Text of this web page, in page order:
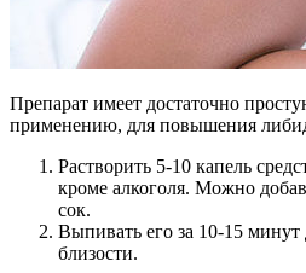
Препарат имеет достаточно
применению, для повышения
Растворить 5-10 капель
кроме алкоголя. Можно
сок.
Выпивать его за 10-15 минут
близости.